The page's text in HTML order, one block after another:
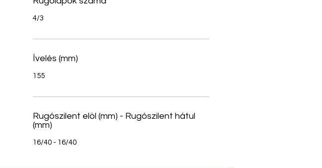
4/3
Ívelés (mm)
155
Rugószilent elöl (mm) - Rugószilent hátul
(mm)
16/40 - 16/40